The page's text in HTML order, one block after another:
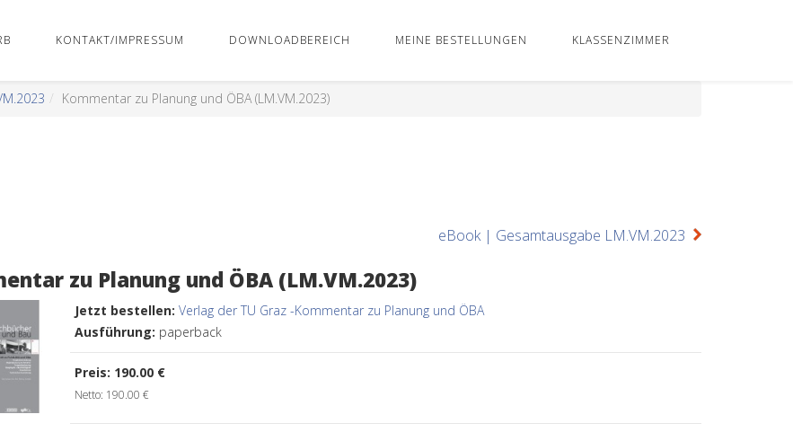
KONTAKT/IMPRESSUM DOWNLOADBEREICH MEINE BESTELLUNGEN KLASSENZIMMER
Kommentar zu Planung und ÖBA (LM.VM.2023)
eBook | Gesamtausgabe LM.VM.2023
zu Planung und ÖBA (LM.VM.2023)
Jetzt bestellen: Verlag der TU Graz -Kommentar zu Planung und ÖBA
Ausführung: paperback
Preis: 190.00 €
Netto: 190.00 €